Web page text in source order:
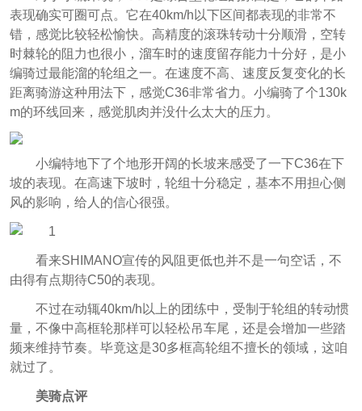
表现确实可圈可点。它在40km/h以下区间都表现的非常不
错，感觉比较轻松愉快。高精度的滚珠转动十分顺滑，空转
时棘轮的阻力也很小，溜车时的速度留存能力十分好，是小
编骑过最能溜的轮组之一。在速度不高、速度反复变化的长
距离骑游这种用法下，感觉C36非常省力。小编骑了个130k
m的环线回来，感觉肌肉并没什么太大的压力。
小编特地下了个地形开阔的长坡来感受了一下C36在下
坡的表现。在高速下坡时，轮组十分稳定，基本不用担心侧
风的影响，给人的信心很强。
看来SHIMANO宣传的风阻更低也并不是一句空话，不
由得有点期待C50的表现。
不过在动辄40km/h以上的团练中，受制于轮组的转动惯
量，不像中高框轮那样可以轻松吊车尾，还是会增加一些踏
频来维持节奏。毕竟这是30多框高轮组不擅长的领域，这咱
就过了。
美骑点评